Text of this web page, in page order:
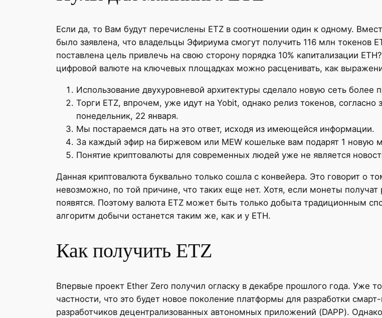
Если да, то Вам будут перечислены ETZ в соотношении один к одному.
было заявлена, что владельцы Эфириума смогут получить 116 млн токенов
поставлена цель привлечь на свою сторону порядка 10% капитализации
цифровой валюте на ключевых площадках можно расценивать, как
Использование двухуровневой архитектуры сделало новую сеть более
Торги ETZ, впрочем, уже идут на Yobit, однако релиз токенов, согласно
понедельник, 22 января.
Мы постараемся дать на это ответ, исходя из имеющейся информации.
За каждый эфир на биржевом или MEW кошельке вам подарят 1 новую
Понятие криптовалюты для современных людей уже не является
Данная криптовалюта буквально только сошла с конвейера. Это говорит о
невозможно, по той причине, что таких еще нет. Хотя, если монеты
появятся. Поэтому валюта ETZ может быть только добыта традиционным
алгоритм добычи останется таким же, как и у ETH.
Как получить ETZ
Впервые проект Ether Zero получил огласку в декабре прошлого года. Уже
частности, что это будет новое поколение платформы для разработки
разработчиков децентрализованных автономных приложений (DAPP).